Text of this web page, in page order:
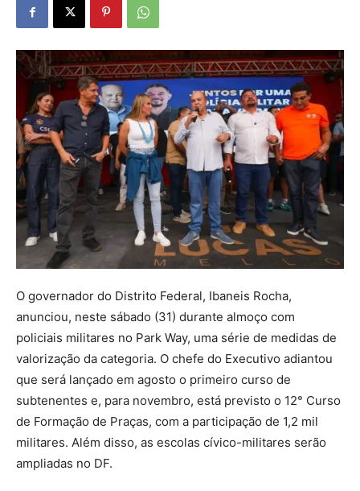
O governador do Distrito Federal, Ibaneis Rocha,
anunciou, neste sábado (31) durante almoço com
policiais militares no Park Way, uma série de medidas de
valorização da categoria. O chefe do Executivo adiantou
que será lançado em agosto o primeiro curso de
subtenentes e, para novembro, está previsto o 12° Curso
de Formação de Praças, com a participação de 1,2 mil
militares. Além disso, as escolas cívico-militares serão
ampliadas no DF.